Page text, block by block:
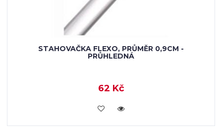
STAHOVAČKA FLEXO, PRŮMĚR 0,9CM -
PRŮHLEDNÁ
62 Kč
VLOŽIT DO KOŠÍKU